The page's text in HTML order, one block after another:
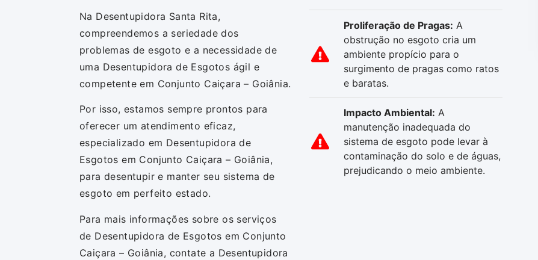
Na Desentupidora Santa Rita,
compreendemos a seriedade dos
problemas de esgoto e a necessidade de
uma Desentupidora de Esgotos ágil e
competente em Conjunto Caiçara – Goiânia.
Por isso, estamos sempre prontos para
oferecer um atendimento eficaz,
especializado em Desentupidora de
Esgotos em Conjunto Caiçara – Goiânia,
para desentupir e manter seu sistema de
esgoto em perfeito estado.
Para mais informações sobre os serviços
de Desentupidora de Esgotos em Conjunto
Caiçara – Goiânia, contate a Desentupidora
Proliferação de Pragas: A
obstrução no esgoto cria um
ambiente propício para o
surgimento de pragas como ratos
e baratas.
Impacto Ambiental: A
manutenção inadequada do
sistema de esgoto pode levar à
contaminação do solo e de águas,
prejudicando o meio ambiente.